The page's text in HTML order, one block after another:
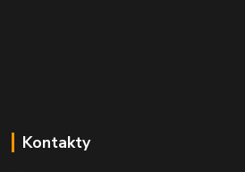
Kontakty